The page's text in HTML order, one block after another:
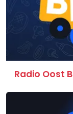
Radio Oost